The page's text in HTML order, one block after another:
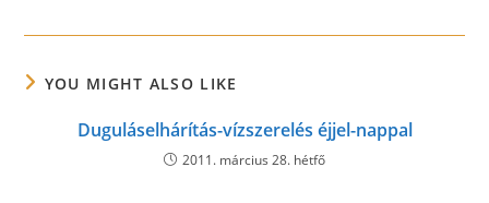
YOU MIGHT ALSO LIKE
Duguláselhárítás-vízszerelés éjjel-nappal
2011. március 28. hétfő